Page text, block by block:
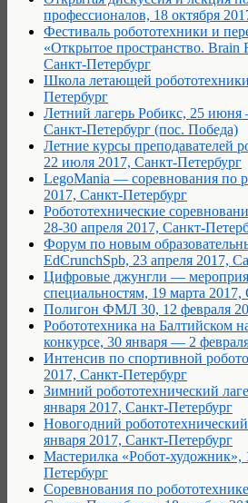
профессионалов, 18 октября
Фестиваль робототехники и
«Открытое пространство. Brain
Санкт-Петербург
Школа летающей
Петербург
Летний лагерь Робикс, 25 июня
Санкт-Петербург (пос. Победа)
Летние курсы преподавателей
22 июля 2017, Санкт-Петербург
LegoMania — соревнования по
2017, Санкт-Петербург
Робототехнические
28-30 апреля 2017, Санкт-
Форум по новым
EdCrunchSpb, 23 апреля 2017,
Цифровые джунгли —
специальностям, 19 марта 2017,
Полигон ФМЛ 30, 12 февраля
Робототехника на Балтийском
конкурсе, 30 января — 2
Интенсив по спортивной
2017, Санкт-Петербург
Зимний робототехнический
января 2017, Санкт-Петербург
Новогодний
января 2017, Санкт-Петербург
Мастерилка «Робот-художник»,
Петербург
Соревнования по